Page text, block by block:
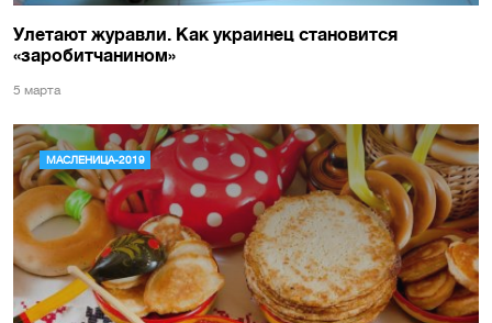
Улетают журавли. Как украинец становится
«заробитчанином»
5 марта
МАСЛЕНИЦА-2019